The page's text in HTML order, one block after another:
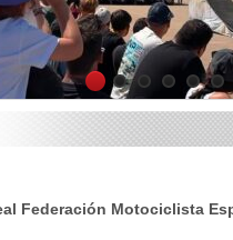
1 2 3 4 5 6
Federación Motociclista